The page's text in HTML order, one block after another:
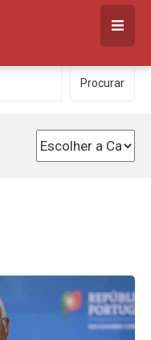
Procurar